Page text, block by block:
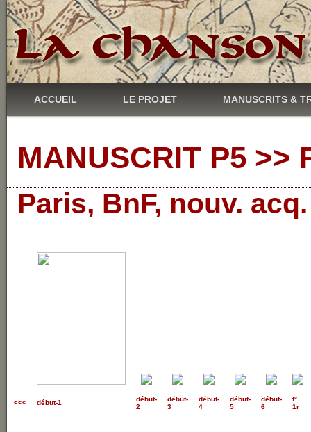
ACCUEIL LE PROJET MANUSCRITS &
MANUSCRIT P5
Paris, BnF, nouv.
<<< début-1 début-
2
début-
3
début-
4
début-
5
début-
6
f°
1r